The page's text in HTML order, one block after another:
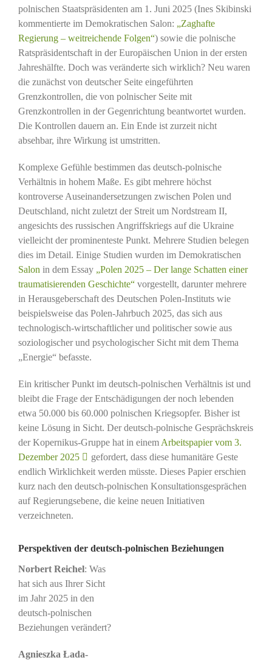
polnischen Staatspräsidenten am 1. Juni 2025 (Ines Skibinski
kommentierte im Demokratischen Salon: „Zaghafte
Regierung – weitreichende Folgen“) sowie die polnische
Ratspräsidentschaft in der Europäischen Union in der ersten
Jahreshälfte. Doch was veränderte sich wirklich? Neu waren
die zunächst von deutscher Seite eingeführten
Grenzkontrollen, die von polnischer Seite mit
Grenzkontrollen in der Gegenrichtung beantwortet wurden.
Die Kontrollen dauern an. Ein Ende ist zurzeit nicht
absehbar, ihre Wirkung ist umstritten.
Komplexe Gefühle bestimmen das deutsch-polnische
Verhältnis in hohem Maße. Es gibt mehrere höchst
kontroverse Auseinandersetzungen zwischen Polen und
Deutschland, nicht zuletzt der Streit um Nordstream II,
angesichts des russischen Angriffskriegs auf die Ukraine
vielleicht der prominenteste Punkt. Mehrere Studien belegen
dies im Detail. Einige Studien wurden im Demokratischen
Salonin dem Essay „Polen 2025 – Der lange Schatten einer
traumatisierenden Geschichte“vorgestellt, darunter mehrere
in Herausgeberschaft des Deutschen Polen-Instituts wie
beispielsweise das Polen-Jahrbuch 2025, das sich aus
technologisch-wirtschaftlicher und politischer sowie aus
soziologischer und psychologischer Sicht mit dem Thema
„Energie“ befasste.
Ein kritischer Punkt im deutsch-polnischen Verhältnis ist und
bleibt die Frage der Entschädigungen der noch lebenden
etwa 50.000 bis 60.000 polnischen Kriegsopfer. Bisher ist
keine Lösung in Sicht. Der deutsch-polnische Gesprächskreis
der Kopernikus-Gruppe hat in einemArbeitspapier vom 3.
Dezember 2025
gefordert, dass diese humanitäre Geste
endlich Wirklichkeit werden müsste. Dieses Papier erschien
kurz nach den deutsch-polnischen Konsultationsgesprächen
auf Regierungsebene, die keine neuen Initiativen
verzeichneten.
Perspektiven der deutsch-polnischen Beziehungen
Norbert Reichel: Was
hat sich aus Ihrer Sicht
im Jahr 2025 in den
deutsch-polnischen
Beziehungen verändert?
Agnieszka Łada-